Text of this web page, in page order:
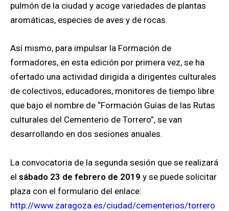
pulmón de la ciudad y acoge variedades de plantas
aromáticas, especies de aves y de rocas.
Así mismo, para impulsar la Formación de
formadores, en esta edición por primera vez, se ha
ofertado una actividad dirigida a dirigentes culturales
de colectivos, educadores, monitores de tiempo libre
que bajo el nombre de “Formación Guías de las Rutas
culturales del Cementerio de Torrero”, se van
desarrollando en dos sesiones anuales.
La convocatoria de la segunda sesión que se realizará
el sábado 23 de febrero de 2019 y se puede solicitar
plaza con el formulario del enlace:
http://www.zaragoza.es/ciudad/cementerios/torrero